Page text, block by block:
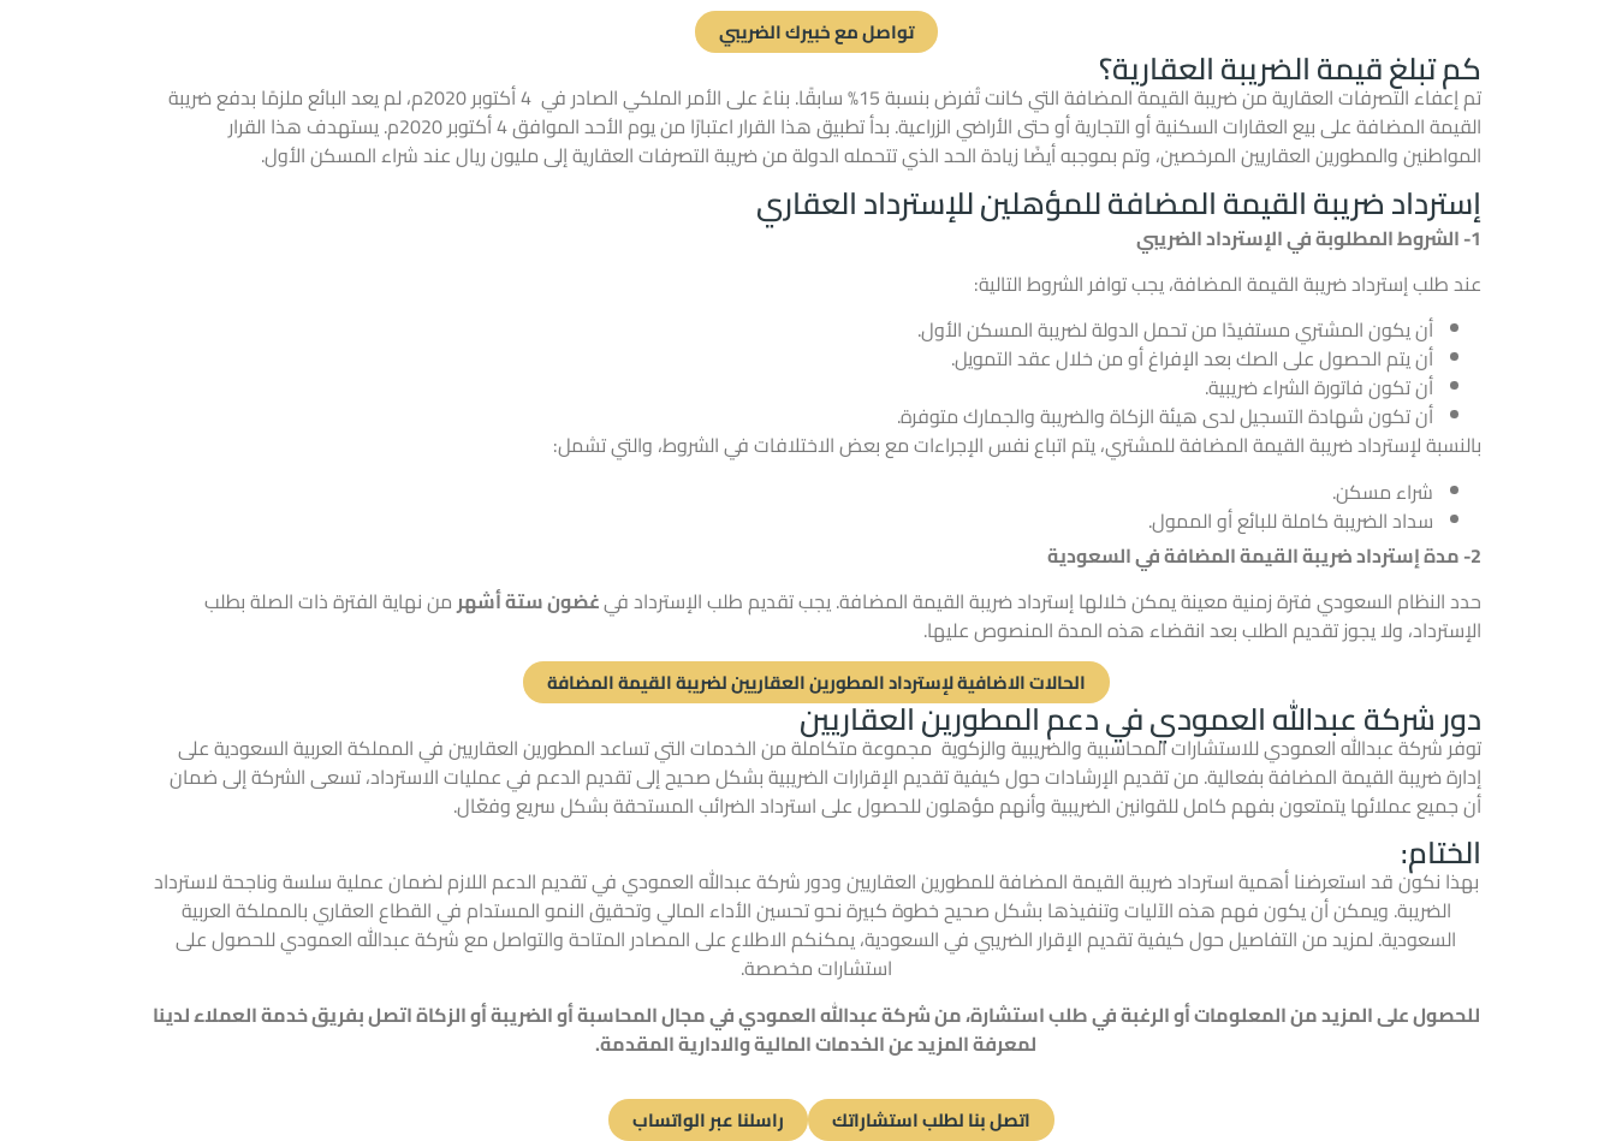
تواصل مع خبيرك الضريبي
كم تبلغ قيمة الضريبة العقارية؟
تم إعفاء التصرفات العقارية من ضريبة القيمة المضافة التي كانت تُفرض بنسبة 15% سابقًا. بناءً على الأمر الملكي الصادر في 4 أكتوبر 2020م، لم يعد البائع ملزمًا بدفع ضريبة
القيمة المضافة على بيع العقارات السكنية أو التجارية أو حتى الأراضي الزراعية. بدأ تطبيق هذا القرار اعتبارًا من يوم الأحد الموافق 4 أكتوبر 2020م. يستهدف هذا القرار
المواطنين والمطورين العقاريين المرخصين، وتم بموجبه أيضًا زيادة الحد الذي تتحمله الدولة من ضريبة التصرفات العقارية إلى مليون ريال عند شراء المسكن الأول.
إسترداد ضريبة القيمة المضافة للمؤهلين للإسترداد العقاري
1- الشروط المطلوبة في الإسترداد الضريبي
عند طلب إسترداد ضريبة القيمة المضافة، يجب توافر الشروط التالية:
أن يكون المشتري مستفيدًا من تحمل الدولة لضريبة المسكن الأول.
أن يتم الحصول على الصك بعد الإفراغ أو من خلال عقد التمويل.
أن تكون فاتورة الشراء ضريبية.
أن تكون شهادة التسجيل لدى هيئة الزكاة والضريبة والجمارك متوفرة.
بالنسبة لإسترداد ضريبة القيمة المضافة للمشتري، يتم اتباع نفس الإجراءات مع بعض الاختلافات في الشروط، والتي تشمل:
شراء مسكن.
سداد الضريبة كاملة للبائع أو الممول.
2- مدة إسترداد ضريبة القيمة المضافة في السعودية
حدد النظام السعودي فترة زمنية معينة يمكن خلالها إسترداد ضريبة القيمة المضافة. يجب تقديم طلب الإسترداد فيغضون ستة أشهر من نهاية الفترة ذات الصلة بطلب
الإسترداد، ولا يجوز تقديم الطلب بعد انقضاء هذه المدة المنصوص عليها.
الحالات الاضافية لإسترداد المطورين العقاريين لضريبة القيمة المضافة
دور شركة عبدالله العمودي في دعم المطورين العقاريين
توفر شركة عبدالله العمودي للاستشارات المحاسبية والضريبية والزكوية مجموعة متكاملة من الخدمات التي تساعد المطورين العقاريين في المملكة العربية السعودية على
إدارة ضريبة القيمة المضافة بفعالية. من تقديم الإرشادات حول كيفيةتقديم الإقرارات الضريبيةبشكل صحيح إلى تقديم الدعم في عمليات الاسترداد، تسعى الشركة إلى ضمان
أن جميع عملائها يتمتعون بفهم كامل للقوانين الضريبية وأنهم مؤهلون للحصول على استرداد الضرائب المستحقة بشكل سريع وفعّال.
الختام:
بهذا نكون قد استعرضنا أهمية استرداد ضريبة القيمة المضافة للمطورين العقاريين ودور شركة عبدالله العمودي في تقديم الدعم اللازم لضمان عملية سلسة وناجحة لاسترداد
الضريبة. ويمكن أن يكون فهم هذه الآليات وتنفيذها بشكل صحيح خطوة كبيرة نحو تحسين الأداء المالي وتحقيق النمو المستدام في القطاع العقاري بالمملكة العربية
السعودية. لمزيد من التفاصيل حول كيفية تقديم الإقرار الضريبي في السعودية، يمكنكم الاطلاع على المصادر المتاحة والتواصل مع شركة عبدالله العمودي للحصول على
استشارات مخصصة.
للحصول على المزيد من المعلومات أو الرغبة في طلب استشارة، من شركة عبدالله العمودي في مجالالمحاسبةأوالضريبةأوالزكاةاتصل بفريق خدمة العملاء لدينا
لمعرفة المزيد عن الخدماتالماليةوالاداريةالمقدمة.
اتصل بنا لطلب استشاراتك راسلنا عبر الواتساب